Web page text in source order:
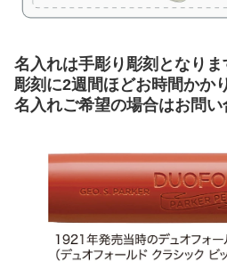
名入れは手彫り彫刻となりま
彫刻に2週間ほどお時間かか
名入れご希望の場合はお問い